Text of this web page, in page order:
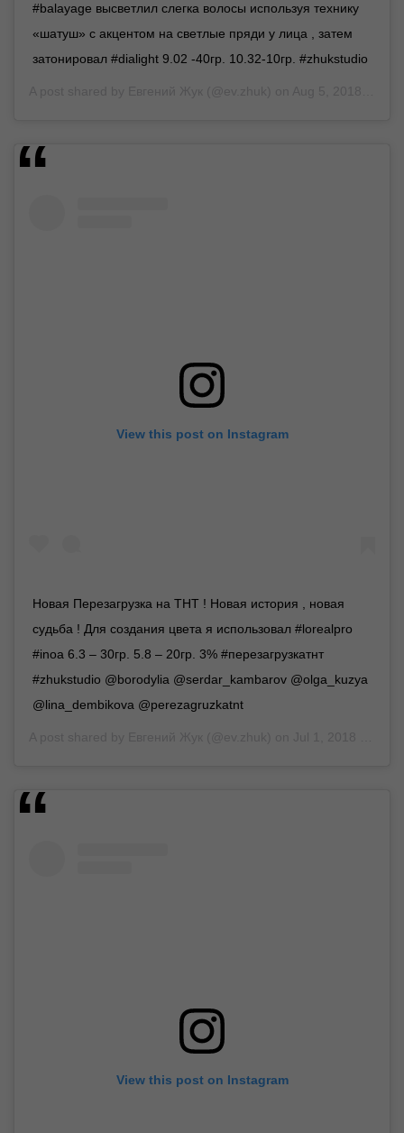
#balayage высветлил слегка волосы используя технику
«шатуш» с акцентом на светлые пряди у лица , затем
затонировал #dialight 9.02 -40гр. 10.32-10гр. #zhukstudio
View this post on Instagram
Новая Перезагрузка на ТНТ ! Новая история , новая
судьба ! Для создания цвета я использовал #lorealpro
#inoa 6.3 – 30гр. 5.8 – 20гр. 3% #перезагрузкатнт
#zhukstudio @borodylia @serdar_kambarov @olga_kuzya
@lina_dembikova @perezagruzkatnt
View this post on Instagram